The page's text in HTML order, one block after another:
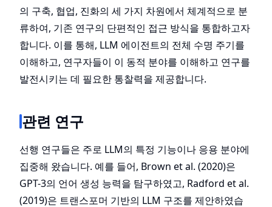
의 구축, 협업, 진화의 세 가지 차원에서 체계적으로 분
류하여, 기존 연구의 단편적인 접근 방식을 통합하고자
합니다. 이를 통해, LLM 에이전트의 전체 수명 주기를
이해하고, 연구자들이 이 동적 분야를 이해하고 연구를
발전시키는 데 필요한 통찰력을 제공합니다.
관련 연구
선행 연구들은 주로 LLM의 특정 기능이나 응용 분야에
집중해 왔습니다. 예를 들어, Brown et al. (2020)은
GPT-3의 언어 생성 능력을 탐구하였고, Radford et al.
(2019)은 트랜스포머 기반의 LLM 구조를 제안하였습